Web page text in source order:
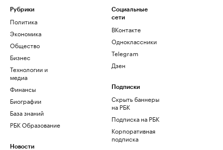
Рубрики
Политика
Экономика
Общество
Бизнес
Технологии и
медиа
Финансы
Биографии
База знаний
РБК Образование
Новости
Социальные
сети
ВКонтакте
Одноклассники
Telegram
Дзен
Подписки
Скрыть баннеры
на РБК
Подписка на РБК
Корпоративная
подписка